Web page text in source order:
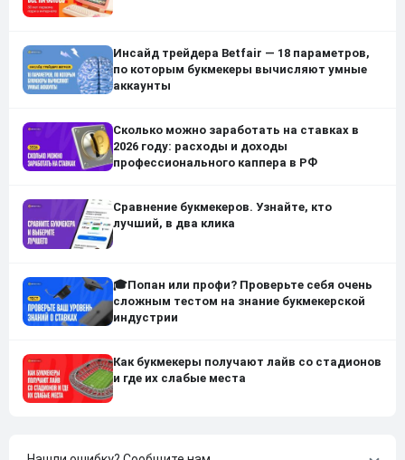
Инсайд трейдера Betfair — 18 параметров,
по которым букмекеры вычисляют умные
аккаунты
Сколько можно заработать на ставках в
2026 году: расходы и доходы
профессионального каппера в РФ
Сравнение букмекеров. Узнайте, кто
лучший, в два клика
🎓Попан или профи? Проверьте себя очень
сложным тестом на знание букмекерской
индустрии
Как букмекеры получают лайв со стадионов
и где их слабые места